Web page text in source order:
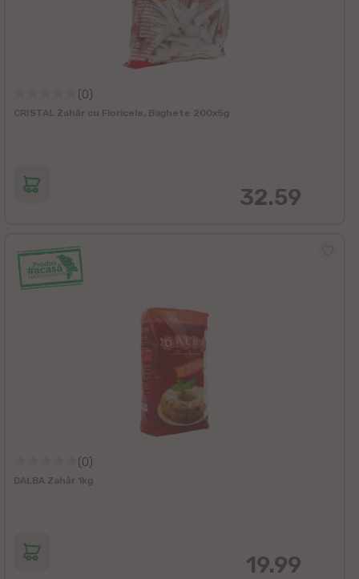
(0)
CRISTAL Zahăr cu Floricele, Baghete 200x5g
32.59
(0)
DALBA Zahăr 1kg
19.99